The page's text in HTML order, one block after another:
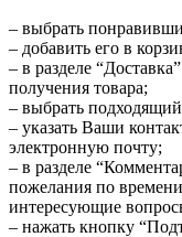
– выбрать
– добавить его в
– в разделе
получения товара;
– выбрать
– указать Ваши
электронную почту;
– в разделе
пожелания по времени
интересующие
– нажать кнопку